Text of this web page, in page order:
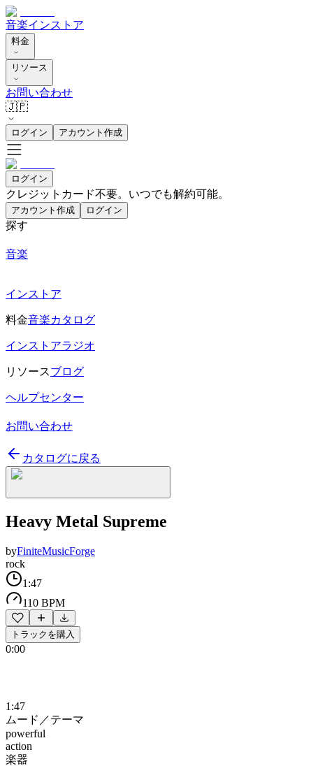
音楽インストア
料金
リソース
お問い合わせ
🇯🇵
ログイン アカウント作成
ログイン
クレジットカード不要。いつでも解約可能。
アカウント作成 ログイン
探す
音楽
インストア
料金音楽カタログ
インストアラジオ
リソースブログ
ヘルプセンター
お問い合わせ
カタログに戻る
Heavy Metal Supreme
byFiniteMusicForge
rock
1:47
110 BPM
トラックを購入
0:00
1:47
ムード／テーマ
powerful
action
楽器